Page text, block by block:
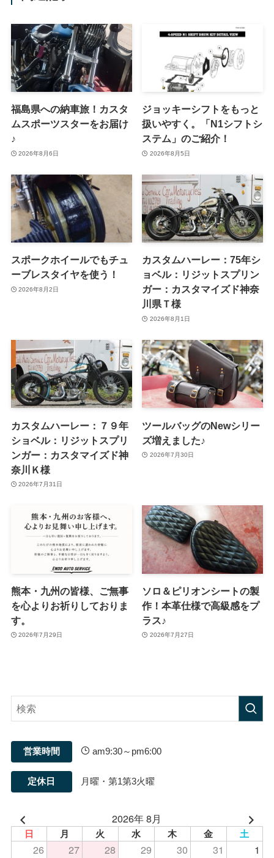
福島県への納車旅！カスタ
ムスポーツスターをお届け
♪
2026年8月6日
ジョッキーシフトをもっと
扱いやすく。「N1シフトシ
ステム」のご紹介！
2026年8月5日
スポークホイールでもチュ
ーブレスタイヤを使う！
2026年8月2日
カスタムハーレー：75年シ
ョベル：リジットスプリン
ガー：カスタマイズド神奈
川県Ｔ様
2026年8月1日
カスタムハーレー：７９年
ショベル：リジットスプリ
ンガー：カスタマイズド神
奈川Ｋ様
2026年7月31日
ツールバッグのNewシリー
ズ増えました♪
2026年7月30日
熊本・九州の皆様、ご無事
を心よりお祈りしておりま
す。
2026年7月29日
ソロ＆ピリオンシートの製
作！本革仕様で高級感をプ
ラス♪
2026年7月27日
営業時間 am9:30～pm6:00
定休日 月曜・第1第3火曜
2026年 8月
日 月 火 水 木 金 土
26 27 28 29 30 31
1